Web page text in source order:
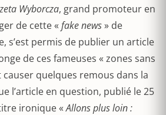
Wyborcza, grand promoteur en
de cette « fake news» de
s’est permis de publier un article
de ces fameuses « zones sans
causer quelques remous dans la
l’article en question, publié le 25
ironique «Allons plus loin :